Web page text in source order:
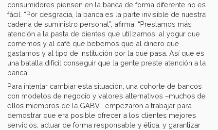
consumidores piensen en la banca de forma diferente no es
fácil. “Por desgracia, la banca es la parte invisible de nuestra
cadena de suministro personal”, afirma. “Prestamos más
atención a la pasta de dientes que utilizamos, al yogur que
comemos y al café que bebemos que al dinero que
gastamos y al tipo de institución por la que pasa. Así que es
una batalla difícil conseguir que la gente preste atención a la
banca”.
Para intentar cambiar esta situación, una cohorte de bancos
con modelos de negocio y valores alternativos –muchos de
ellos miembros de la GABV– empezaron a trabajar para
demostrar que era posible ofrecer a los clientes mejores
servicios; actuar de forma responsable y ética; y garantizar